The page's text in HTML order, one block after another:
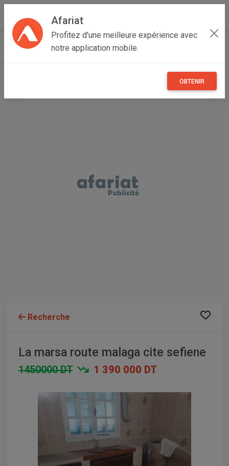
Afariat
Profitez d'une meilleure expérience avec
notre application mobile.
OBTENIR
Accueil Immobilier Grand Tunis
Recherche
La marsa route malaga cite sefiene
1450000 DT 1 390 000 DT